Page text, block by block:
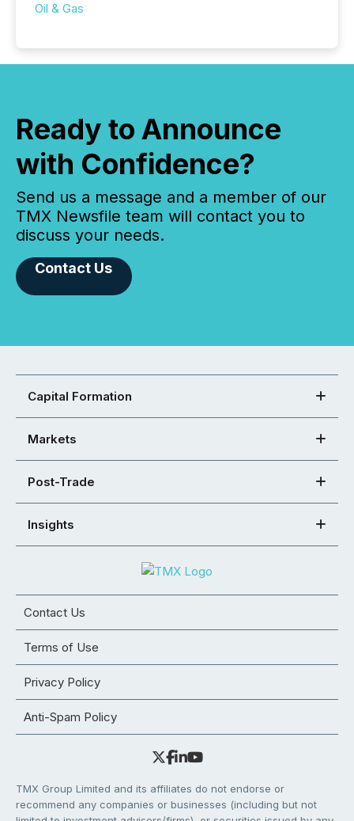
Oil & Gas
Ready to Announce
with Confidence?
Send us a message and a member of our
TMX Newsfile team will contact you to
discuss your needs.
Contact Us
Capital Formation
Markets
Post-Trade
Insights
Contact Us
Terms of Use
Privacy Policy
Anti-Spam Policy
TMX Group Limited and its affiliates do not endorse or
recommend any companies or businesses (including but not